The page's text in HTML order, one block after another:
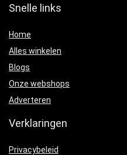
Snelle links
Home
Alles winkelen
Blogs
Onze webshops
Adverteren
Verklaringen
Privacybeleid